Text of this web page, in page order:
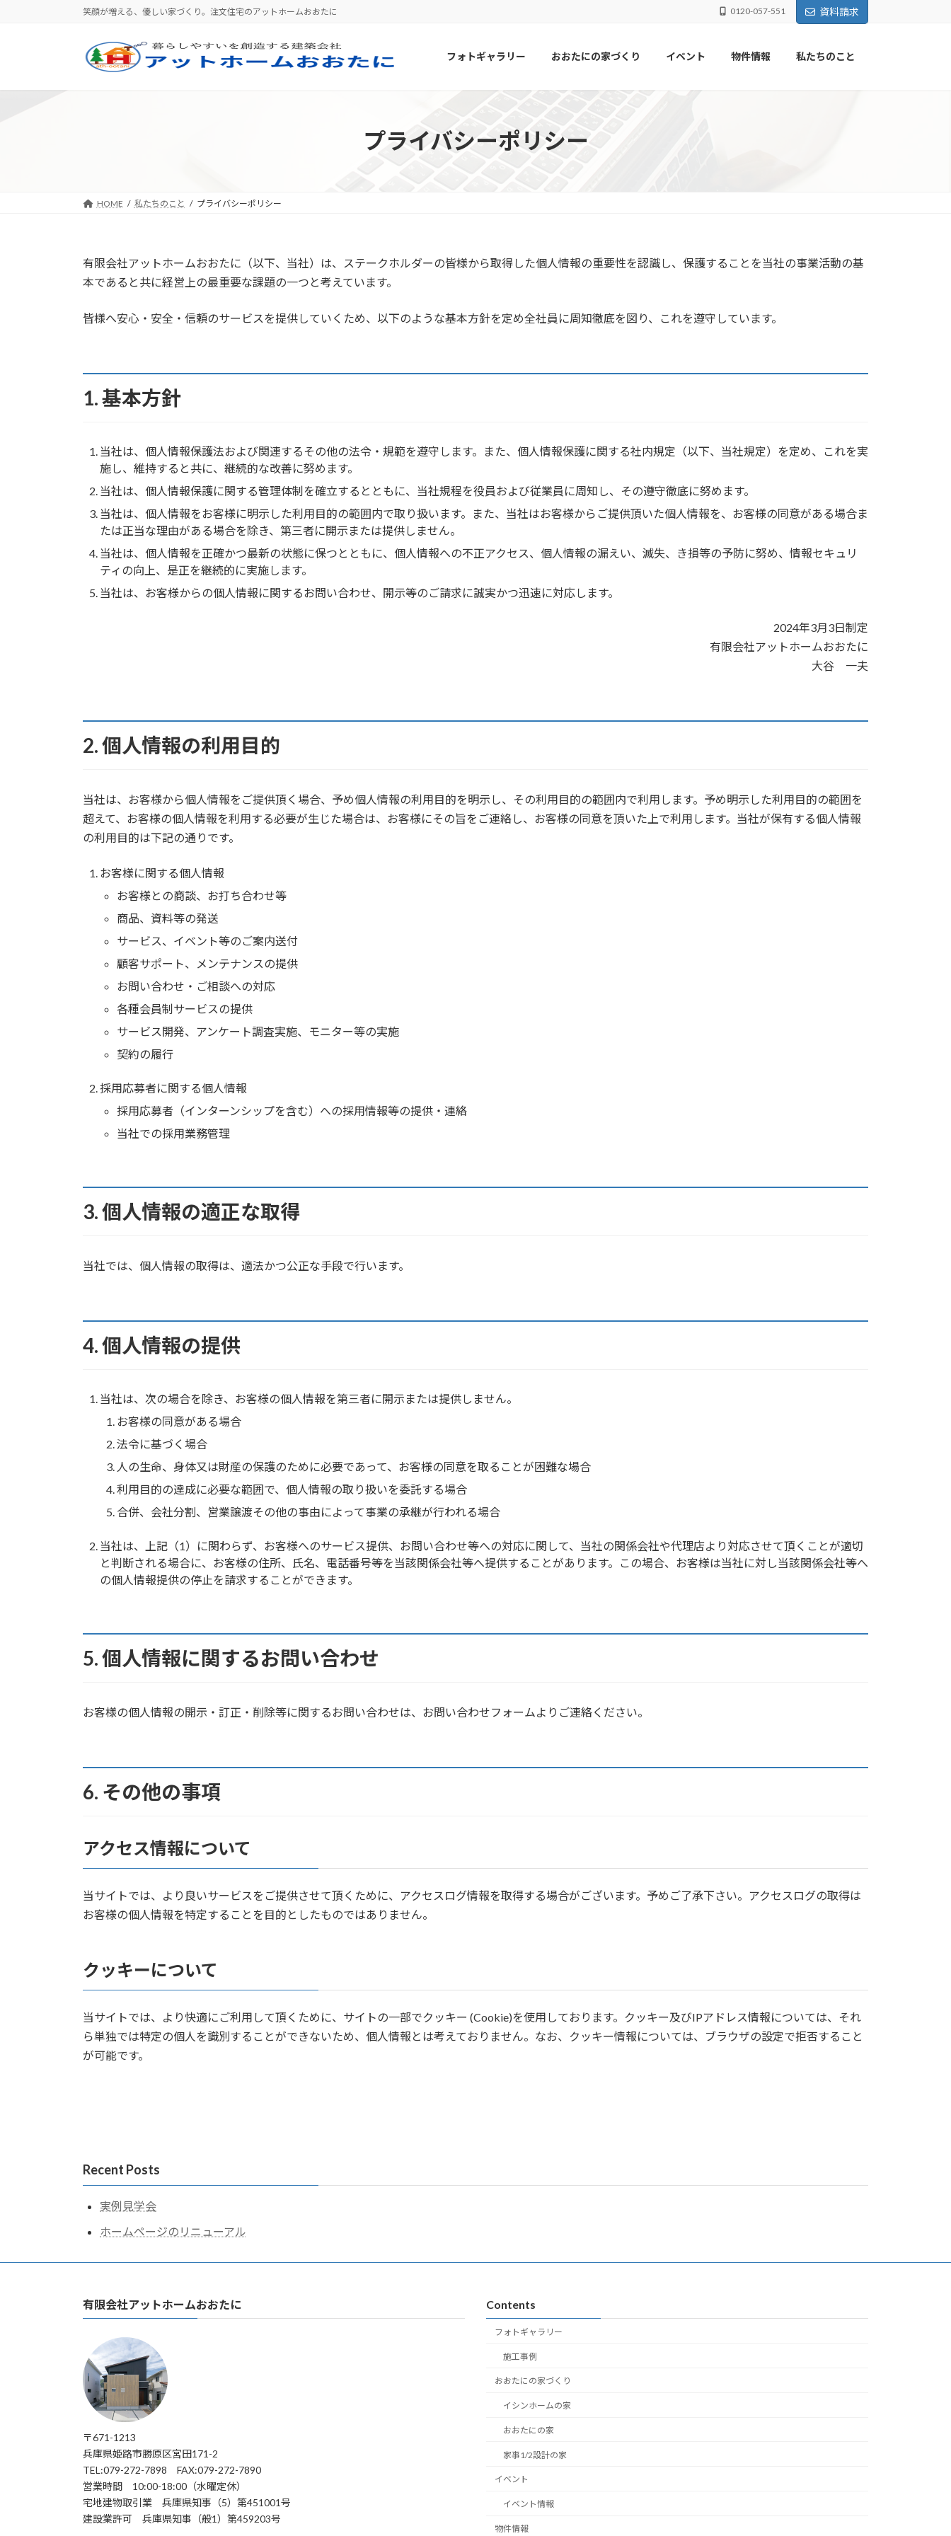
へ
ョ
笑顔が増える、優しい家づくり。注文住宅のアットホームおおたに 0120-057-551 資料請求
フォトギャラリー おおたにの家づくり イベント 物件情報 私たちのこと
プライバシーポリシー
HOME 私たちのこと プライバシーポリシー
有限会社アットホームおおたに（以下、当社）は、ステークホルダーの皆様から取得した個人情報の重要性を認識し、保護することを当社の事業活動の基
本であると共に経営上の最重要な課題の一つと考えています。
皆様へ安心・安全・信頼のサービスを提供していくため、以下のような基本方針を定め全社員に周知徹底を図り、これを遵守しています。
1. 基本方針
当社は、個人情報保護法および関連するその他の法令・規範を遵守します。また、個人情報保護に関する社内規定（以下、当社規定）を定め、これを実
施し、維持すると共に、継続的な改善に努めます。
当社は、個人情報保護に関する管理体制を確立するとともに、当社規程を役員および従業員に周知し、その遵守徹底に努めます。
当社は、個人情報をお客様に明示した利用目的の範囲内で取り扱います。また、当社はお客様からご提供頂いた個人情報を、お客様の同意がある場合ま
たは正当な理由がある場合を除き、第三者に開示または提供しません。
当社は、個人情報を正確かつ最新の状態に保つとともに、個人情報への不正アクセス、個人情報の漏えい、滅失、き損等の予防に努め、情報セキュリ
ティの向上、是正を継続的に実施します。
当社は、お客様からの個人情報に関するお問い合わせ、開示等のご請求に誠実かつ迅速に対応します。
2024年3月3日制定
有限会社アットホームおおたに
大谷 一夫
2. 個人情報の利用目的
当社は、お客様から個人情報をご提供頂く場合、予め個人情報の利用目的を明示し、その利用目的の範囲内で利用します。予め明示した利用目的の範囲を
超えて、お客様の個人情報を利用する必要が生じた場合は、お客様にその旨をご連絡し、お客様の同意を頂いた上で利用します。当社が保有する個人情報
の利用目的は下記の通りです。
お客様に関する個人情報
お客様との商談、お打ち合わせ等
商品、資料等の発送
サービス、イベント等のご案内送付
顧客サポート、メンテナンスの提供
お問い合わせ・ご相談への対応
各種会員制サービスの提供
サービス開発、アンケート調査実施、モニター等の実施
契約の履行
採用応募者に関する個人情報
採用応募者（インターンシップを含む）への採用情報等の提供・連絡
当社での採用業務管理
3. 個人情報の適正な取得
当社では、個人情報の取得は、適法かつ公正な手段で行います。
4. 個人情報の提供
当社は、次の場合を除き、お客様の個人情報を第三者に開示または提供しません。
お客様の同意がある場合
法令に基づく場合
人の生命、身体又は財産の保護のために必要であって、お客様の同意を取ることが困難な場合
利用目的の達成に必要な範囲で、個人情報の取り扱いを委託する場合
合併、会社分割、営業譲渡その他の事由によって事業の承継が行われる場合
当社は、上記（1）に関わらず、お客様へのサービス提供、お問い合わせ等への対応に関して、当社の関係会社や代理店より対応させて頂くことが適切
と判断される場合に、お客様の住所、氏名、電話番号等を当該関係会社等へ提供することがあります。この場合、お客様は当社に対し当該関係会社等へ
の個人情報提供の停止を請求することができます。
5. 個人情報に関するお問い合わせ
お客様の個人情報の開示・訂正・削除等に関するお問い合わせは、お問い合わせフォームよりご連絡ください。
6. その他の事項
アクセス情報について
当サイトでは、より良いサービスをご提供させて頂くために、アクセスログ情報を取得する場合がございます。予めご了承下さい。アクセスログの取得は
お客様の個人情報を特定することを目的としたものではありません。
クッキーについて
当サイトでは、より快適にご利用して頂くために、サイトの一部でクッキー (Cookie)を使用しております。クッキー及びIPアドレス情報については、それ
ら単独では特定の個人を識別することができないため、個人情報とは考えておりません。なお、クッキー情報については、ブラウザの設定で拒否すること
が可能です。
Recent Posts
実例見学会
ホームページのリニューアル
有限会社アットホームおおたに
〒671-1213
兵庫県姫路市勝原区宮田171-2
TEL:079-272-7898 FAX:079-272-7890
営業時間 10:00-18:00（水曜定休）
宅地建物取引業 兵庫県知事（5）第451001号
建設業許可 兵庫県知事（般1）第459203号
Contents
フォトギャラリー
施工事例
おおたにの家づくり
イシンホームの家
おおたにの家
家事1/2設計の家
イベント
イベント情報
物件情報